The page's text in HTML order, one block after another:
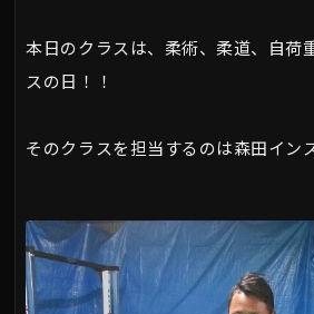
本日のクラスは、柔術、柔道、自荷
スの日！！
そのクラスを担当するのは森田イン